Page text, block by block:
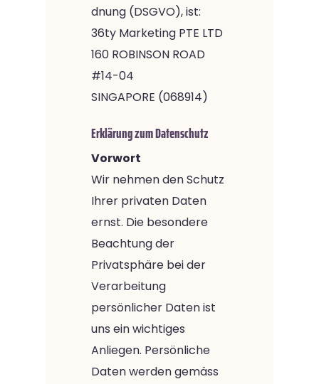
dnung (DSGVO), ist:
36ty Marketing PTE LTD
160 ROBINSON ROAD
#14-04
SINGAPORE (068914)
Erklärung zum Datenschutz
Vorwort
Wir nehmen den Schutz
Ihrer privaten Daten
ernst. Die besondere
Beachtung der
Privatsphäre bei der
Verarbeitung
persönlicher Daten ist
uns ein wichtiges
Anliegen. Persönliche
Daten werden gemäss